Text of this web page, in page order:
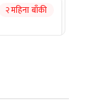
२ महिना बाँकी